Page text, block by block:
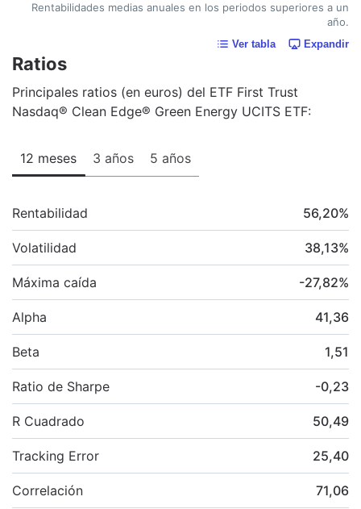
Rentabilidades medias anuales en los periodos superiores a un
año.
Ver tabla Expandir
Ratios
Principales ratios (en euros) del ETF First Trust
Nasdaq® Clean Edge® Green Energy UCITS ETF:
12 meses 3 años 5 años
Rentabilidad 56,20%
Volatilidad 38,13%
Máxima caída -27,82%
Alpha 41,36
Beta 1,51
Ratio de Sharpe -0,23
R Cuadrado 50,49
Tracking Error 25,40
Correlación 71,06